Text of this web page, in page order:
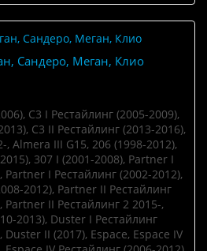
Сандеро, Меган, Клио
C3 I Рестайлинг (2005-2009),
C3 II Рестайлинг (2013-2016),
, Almera III G15, 206 (1998-2012),
307 I (2001-2008), Partner I
Partner I Рестайлинг (2002-2012),
2012), Partner II Рестайлинг
Partner II Рестайлинг 2 2015-,
2013), Duster I Рестайлинг
Duster II (2017), Espace, Espace IV